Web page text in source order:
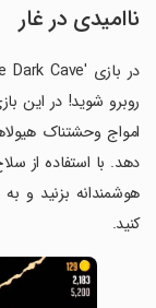
ناامیدی در غار
روبرو شوید! در این
امواج وحشتناک
دهد. با استفاده از
هوشمندانه بزنید و
کنید.